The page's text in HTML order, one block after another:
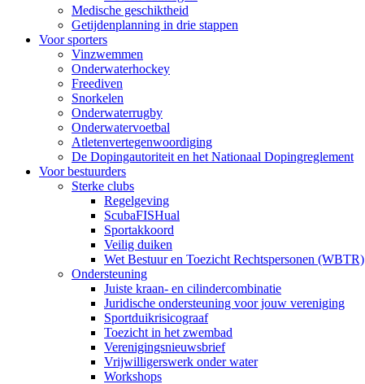
Medische geschiktheid
Getijdenplanning in drie stappen
Voor sporters
Vinzwemmen
Onderwaterhockey
Freediven
Snorkelen
Onderwaterrugby
Onderwatervoetbal
Atletenvertegenwoordiging
De Dopingautoriteit en het Nationaal Dopingreglement
Voor bestuurders
Sterke clubs
Regelgeving
ScubaFISHual
Sportakkoord
Veilig duiken
Wet Bestuur en Toezicht Rechtspersonen (WBTR)
Ondersteuning
Juiste kraan- en cilindercombinatie
Juridische ondersteuning voor jouw vereniging
Sportduikrisicograaf
Toezicht in het zwembad
Verenigingsnieuwsbrief
Vrijwilligerswerk onder water
Workshops